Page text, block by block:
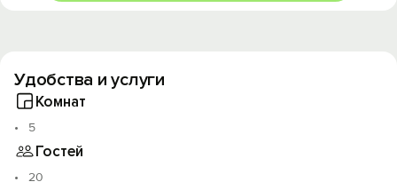
Удобства и услуги
Комнат
5
Гостей
20